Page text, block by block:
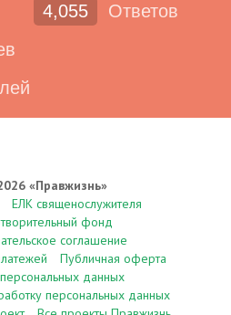
4,055
Ответов
«Правжизнь»
ЕЛК священослужителя
фонд
соглашение
Публичная оферта
данных
персональных данных